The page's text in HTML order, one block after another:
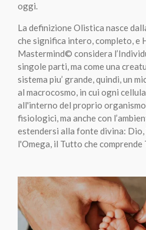
oggi.
La definizione Olistica nasce
che significa intero, completo, e
Mastermind© considera
singole parti, ma come una
sistema piu’ grande, quindi, un
al macrocosmo, in cui ogni
all'interno del proprio
fisiologici, ma anche con
estendersi alla fonte divina:
l'Omega, il Tutto che comprende